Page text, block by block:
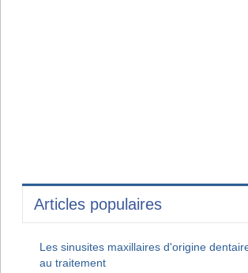
Articles populaires
Les sinusites maxillaires d'origine
au traitement